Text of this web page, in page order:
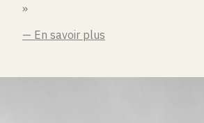
»
— En savoir plus